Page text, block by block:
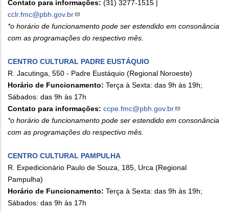
Contato para informações: (31) 3277-1515 |
cclr.fmc@pbh.gov.br
*o horário de funcionamento pode ser estendido em consonância
com as programações do respectivo mês.
CENTRO CULTURAL PADRE EUSTÁQUIO
R. Jacutinga, 550 - Padre Eustáquio (Regional Noroeste)
Horário de Funcionamento: Terça à Sexta: das 9h às 19h;
Sábados: das 9h às 17h
Contato para informações: ccpe.fmc@pbh.gov.br
*o horário de funcionamento pode ser estendido em consonância
com as programações do respectivo mês.
CENTRO CULTURAL PAMPULHA
R. Expedicionário Paulo de Souza, 185, Urca (Regional
Pampulha)
Horário de Funcionamento: Terça à Sexta: das 9h às 19h;
Sábados: das 9h às 17h